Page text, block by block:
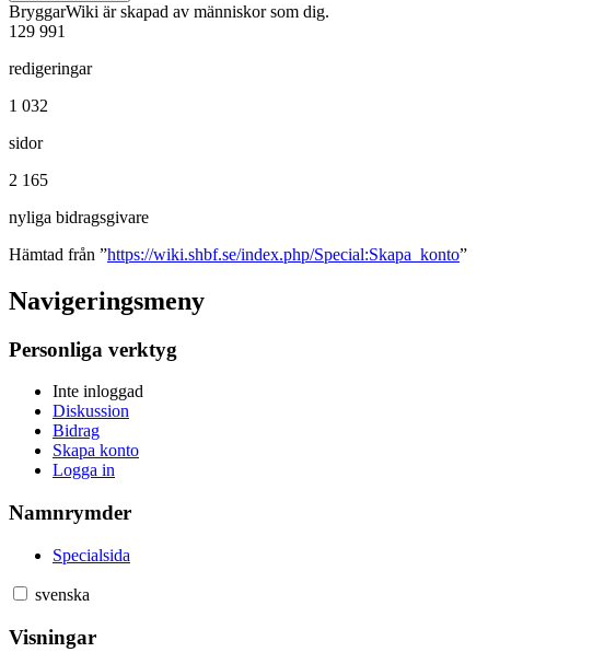
BryggarWiki är skapad av människor som dig.
129 991
redigeringar
1 032
sidor
2 165
nyliga bidragsgivare
Hämtad från ”https://wiki.shbf.se/index.php/Special:Skapa_konto”
Navigeringsmeny
Personliga verktyg
Inte inloggad
Diskussion
Bidrag
Skapa konto
Logga in
Namnrymder
Specialsida
svenska
Visningar